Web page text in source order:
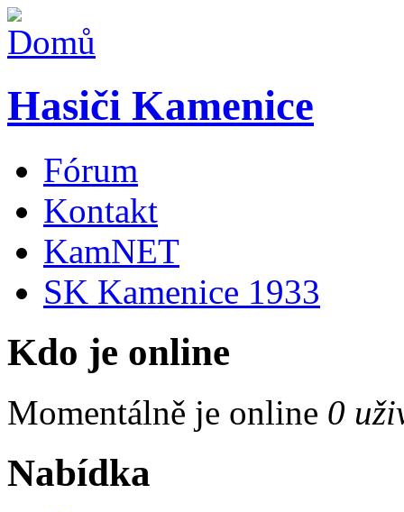
Hasiči Kamenice
Fórum
Kontakt
KamNET
SK Kamenice 1933
Kdo je online
Momentálně je online 0
Nabídka